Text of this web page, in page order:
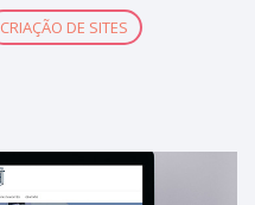
CRIAÇÃO DE SITES